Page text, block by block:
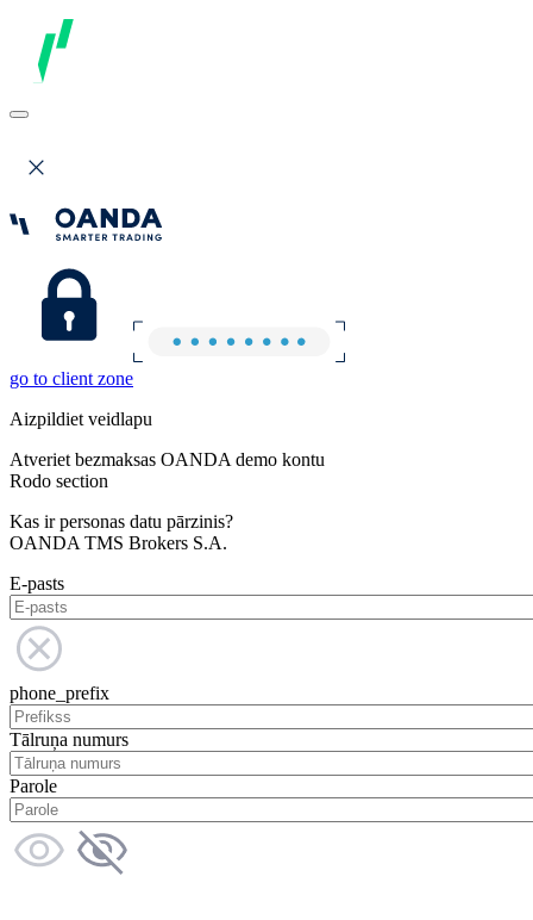
go to client zone
Aizpildiet veidlapu
Atveriet bezmaksas OANDA demo kontu
Rodo section
Kas ir personas datu pārzinis?
OANDA TMS Brokers S.A.
E-pasts
phone_prefix
Tālruņa numurs
Parole